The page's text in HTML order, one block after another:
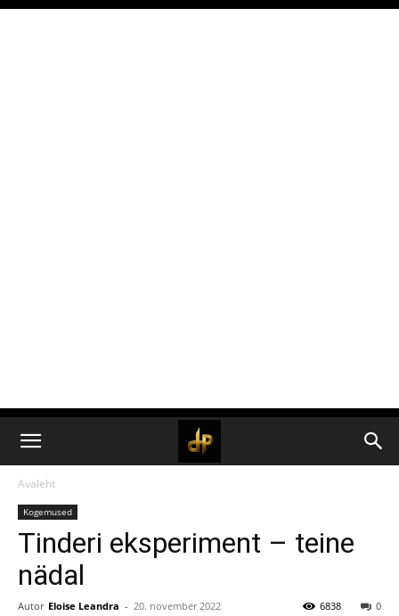
Avaleht
Kogemused
Tinderi eksperiment – teine
nädal
Autor Eloise Leandra - 20. november 2022 0
6838